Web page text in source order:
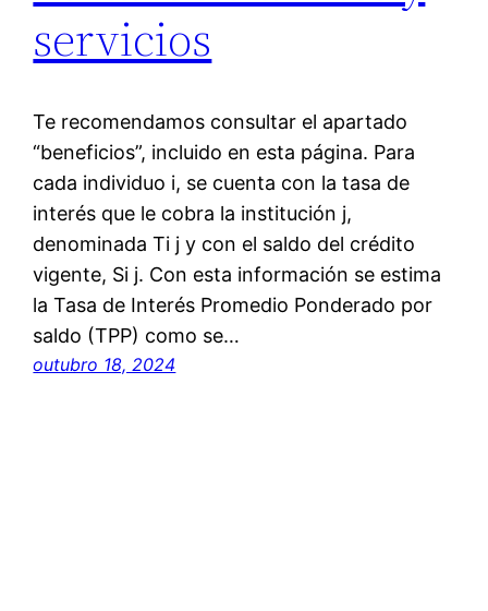
servicios
Te recomendamos consultar el apartado
“beneficios”, incluido en esta página. Para
cada individuo i, se cuenta con la tasa de
interés que le cobra la institución j,
denominada Ti j y con el saldo del crédito
vigente, Si j. Con esta información se estima
la Tasa de Interés Promedio Ponderado por
saldo (TPP) como se…
outubro 18, 2024